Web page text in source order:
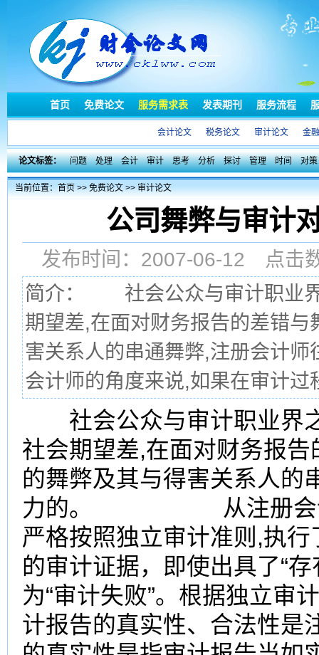
首页 免费论文 服务需求表 发表期刊 服务流程
会计论文 税务论文 审计论文 金
论文标签： 问题 处理 会计 审计 思考 分析 探讨 管理 时间 对策
当前位置：首页>>免费论文>>审计论文
公司舞弊与审计
发布时间：2007-06-12 点
简介： 社会公众与审计职业界
期望差,在面对财务报告的差错
害关系人的串通舞弊,注册
会计师的角度来说,如果在审计
社会公众与审计职业界
社会期望差,在面对财务报
的舞弊及其与得害关系人的
力的。 从注册会计师
严格按照独立审计准则,执
的审计证据，即使出具了“
为“审计失败”。根据独立审
计报告的真实性、合法性是